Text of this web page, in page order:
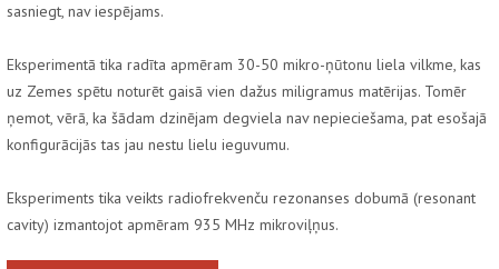
sasniegt, nav iespējams.
Eksperimentā tika radīta apmēram 30-50 mikro-ņūtonu liela vilkme, kas
uz Zemes spētu noturēt gaisā vien dažus miligramus matērijas. Tomēr
ņemot, vērā, ka šādam dzinējam degviela nav nepieciešama, pat esošajā
konfigurācijās tas jau nestu lielu ieguvumu.
Eksperiments tika veikts radiofrekvenču rezonanses dobumā (resonant
cavity) izmantojot apmēram 935 MHz mikroviļņus.